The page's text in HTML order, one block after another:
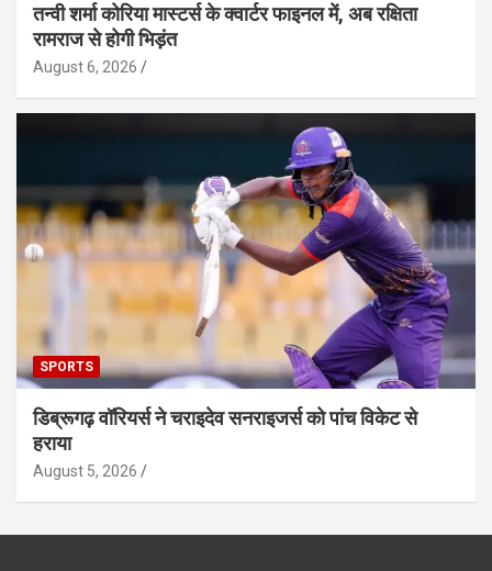
तन्वी शर्मा कोरिया मास्टर्स के क्वार्टर फाइनल में, अब रक्षिता
रामराज से होगी भिड़ंत
August 6, 2026
SPORTS
डिब्रूगढ़ वॉरियर्स ने चराइदेव सनराइजर्स को पांच विकेट से
हराया
August 5, 2026